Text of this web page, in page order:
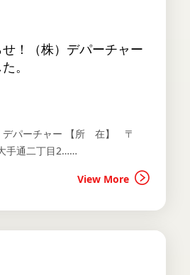
！（株）デパーチャー
。
デパーチャー 【所 在】 〒
手通二丁目2……
View More